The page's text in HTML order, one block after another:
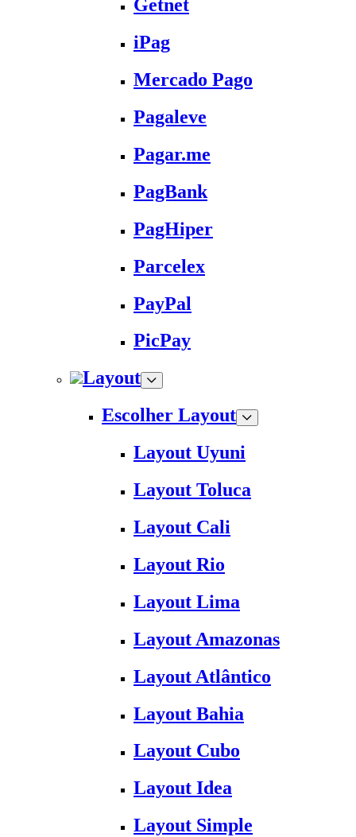
Getnet
iPag
Mercado Pago
Pagaleve
Pagar.me
PagBank
PagHiper
Parcelex
PayPal
PicPay
Layout
Escolher Layout
Layout Uyuni
Layout Toluca
Layout Cali
Layout Rio
Layout Lima
Layout Amazonas
Layout Atlântico
Layout Bahia
Layout Cubo
Layout Idea
Layout Simple